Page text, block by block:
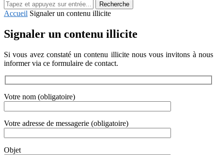
Recherche
Accueil Signaler un contenu illicite
Signaler un contenu illicite
Si vous avez constaté un contenu illicite nous vous invitons à nous
informer via ce formulaire de contact.
Votre nom (obligatoire)
Votre adresse de messagerie (obligatoire)
Objet